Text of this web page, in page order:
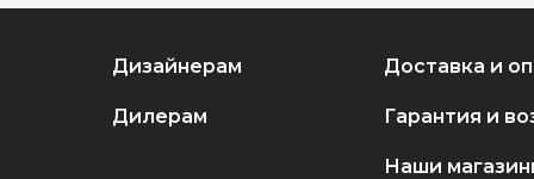
Дизайнерам
Дилерам
Доставка и
Гарантия и
Наши